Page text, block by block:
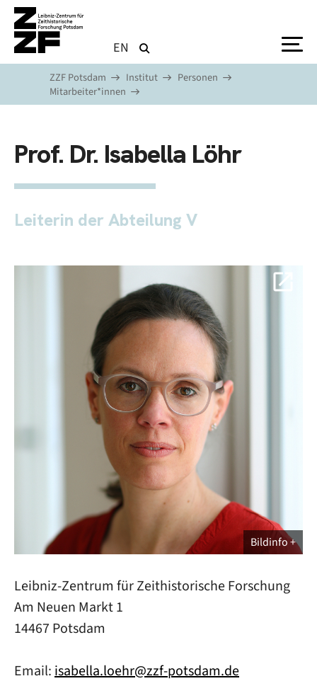
Direkt zum Inhalt
EN
ZZF Potsdam Institut
Personen
Mitarbeiter*innen
Prof. Dr. Isabella Löhr
Leiterin der Abteilung V
Bildinfo
Leibniz-Zentrum für Zeithistorische Forschung
Am Neuen Markt 1
14467 Potsdam
Email: isabella.loehr@zzf-potsdam.de